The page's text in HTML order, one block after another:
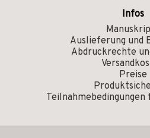
Infos
Auslieferung und
Abdruckrechte
Preise
Teilnahmebedingungen